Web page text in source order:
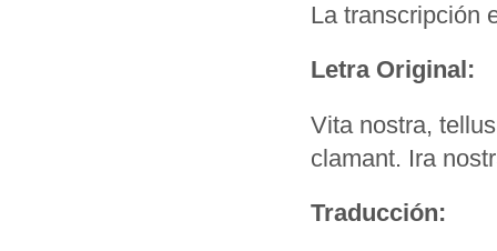
La transcripción
Letra Original:
Vita nostra,
clamant. Ira
Traducción: